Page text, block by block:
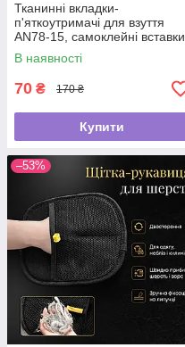
Тканинні вкладки-
п'яткоутримачі для взуття
AN78-15, самоклейні вставки
від натирання та мозолів, для
зменшення розміру взуття
В наявності
70 ₴ 170 ₴
Купити
–53%